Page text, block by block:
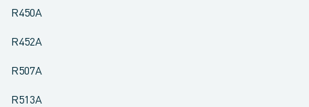
R450A
R452A
R507A
R513A